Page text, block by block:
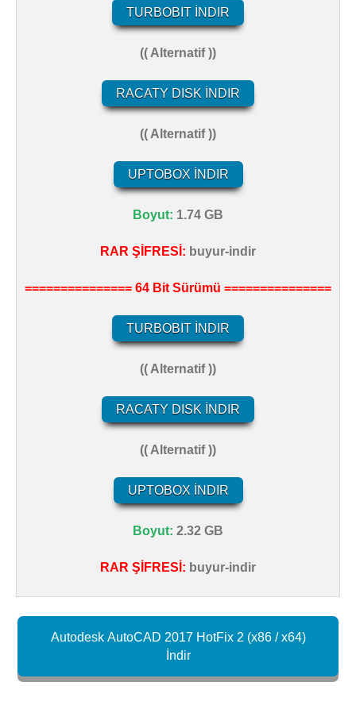
TURBOBIT İNDIR
(( Alternatif ))
RACATY DISK İNDIR
(( Alternatif ))
UPTOBOX İNDIR
Boyut: 1.74 GB
RAR ŞİFRESİ: buyur-indir
=============== 64 Bit Sürümü ===============
TURBOBIT İNDIR
(( Alternatif ))
RACATY DISK İNDIR
(( Alternatif ))
UPTOBOX İNDIR
Boyut: 2.32 GB
RAR ŞİFRESİ: buyur-indir
Autodesk AutoCAD 2017 HotFix 2 (x86 / x64)
İndir